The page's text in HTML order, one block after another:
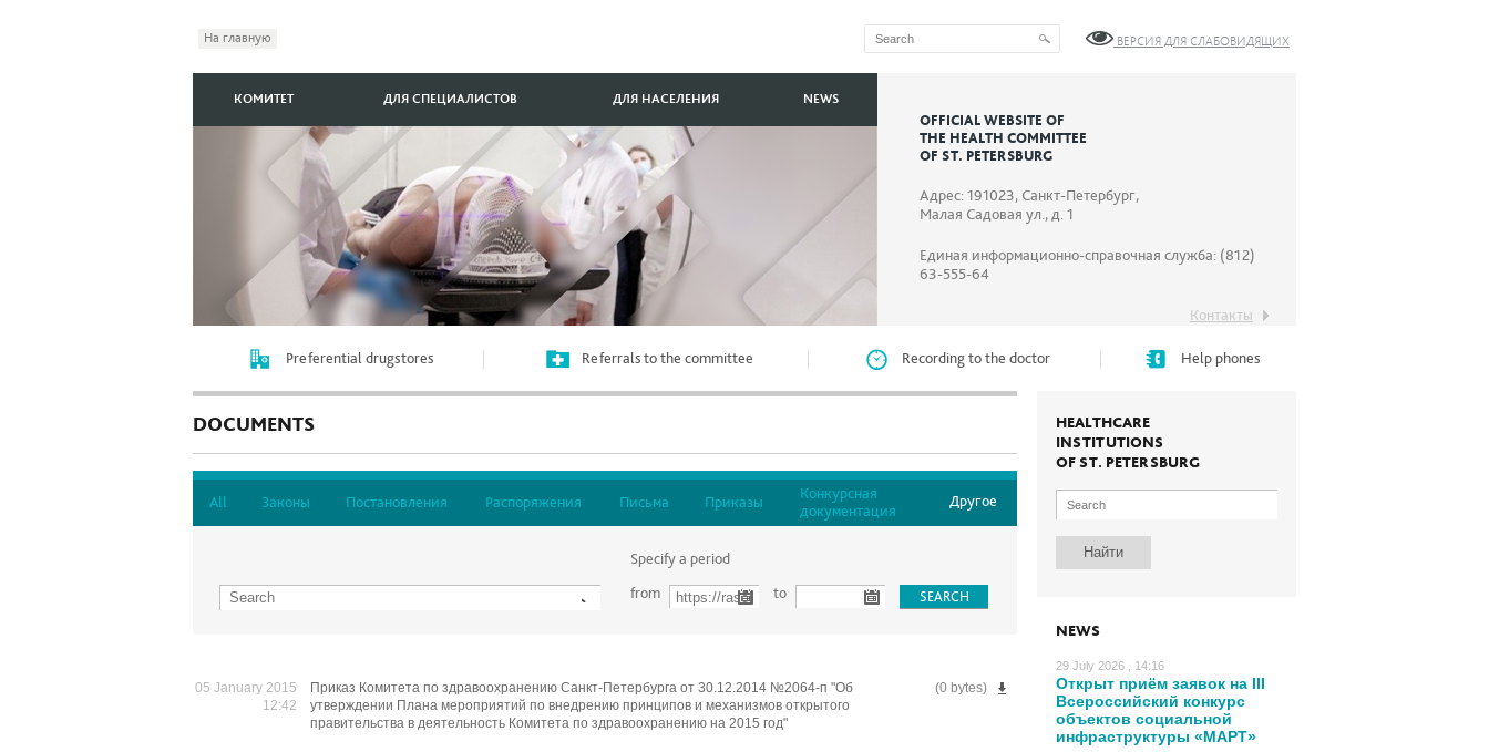
На главную ВЕРСИЯ ДЛЯ СЛАБОВИДЯЩИХ
OFFICIAL WEBSITE OF
THE HEALTH COMMITTEE
OF ST. PETERSBURG
Адрес: 191023, Санкт-Петербург,
Малая Садовая ул., д. 1
Единая информационно-справочная служба: (812)
63-555-64
Контакты
КОМИТЕТ ДЛЯ СПЕЦИАЛИСТОВ ДЛЯ НАСЕЛЕНИЯ NEWS
Preferential drugstores Referrals to the committee Recording to the doctor Help phones
HEALTHCARE
INSTITUTIONS
OF ST. PETERSBURG
NEWS
29 July 2026 , 14:16
Открыт приём заявок на III
Всероссийский конкурс
объектов социальной
инфраструктуры «МАРТ»
DOCUMENTS
All Законы Постановления Распоряжения Письма Приказы
Конкурсная
документация
Другое
Specify a period
from
to
05 January 2015
12:42
(0 bytes)
Приказ Комитета по здравоохранению Санкт-Петербурга от 30.12.2014 №2064-п "Об
утверждении Плана мероприятий по внедрению принципов и механизмов открытого
правительства в деятельность Комитета по здравоохранению на 2015 год"